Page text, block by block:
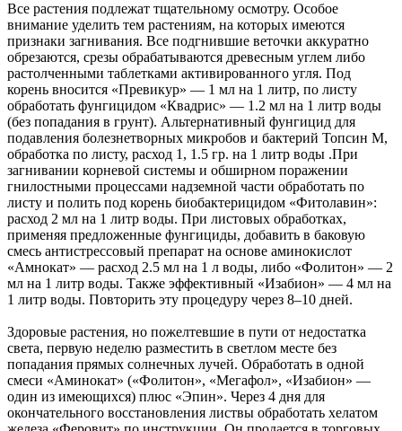
Все растения подлежат тщательному осмотру. Особое
внимание уделить тем растениям, на которых имеются
признаки загнивания. Все подгнившие веточки аккуратно
обрезаются, срезы обрабатываются древесным углем либо
растолченными таблетками активированного угля. Под
корень вносится «Превикур» — 1 мл на 1 литр, по листу
обработать фунгицидом «Квадрис» — 1.2 мл на 1 литр воды
(без попадания в грунт). Альтернативный фунгицид для
подавления болезнетворных микробов и бактерий Топсин М,
обработка по листу, расход 1, 1.5 гр. на 1 литр воды .При
загнивании корневой системы и обширном поражении
гнилостными процессами надземной части обработать по
листу и полить под корень биобактерицидом «Фитолавин»:
расход 2 мл на 1 литр воды. При листовых обработках,
применяя предложенные фунгициды, добавить в баковую
смесь антистрессовый препарат на основе аминокислот
«Амнокат» — расход 2.5 мл на 1 л воды, либо «Фолитон» — 2
мл на 1 литр воды. Также эффективный «Изабион» — 4 мл на
1 литр воды. Повторить эту процедуру через 8–10 дней.
Здоровые растения, но пожелтевшие в пути от недостатка
света, первую неделю разместить в светлом месте без
попадания прямых солнечных лучей. Обработать в одной
смеси «Аминокат» («Фолитон», «Мегафол», «Изабион» —
один из имеющихся) плюс «Эпин». Через 4 дня для
окончательного восстановления листвы обработать хелатом